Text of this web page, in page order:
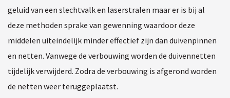
geluid van een slechtvalk en laserstralen maar er is bij al
deze methoden sprake van gewenning waardoor deze
middelen uiteindelijk minder effectief zijn dan duivenpinnen
en netten. Vanwege de verbouwing worden de duivennetten
tijdelijk verwijderd. Zodra de verbouwing is afgerond worden
de netten weer teruggeplaatst.